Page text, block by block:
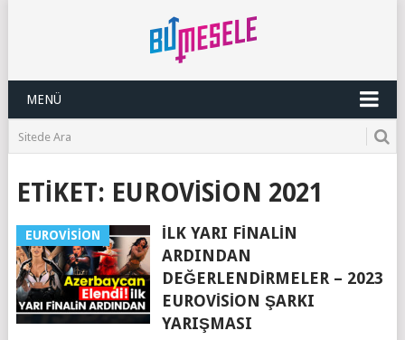
MENÜ
ETIKET: EUROVISION 2021
EUROVISION
İLK YARI FINALIN
ARDINDAN
DEĞERLENDIRMELER – 2023
EUROVISION ŞARKI
YARIŞMASI